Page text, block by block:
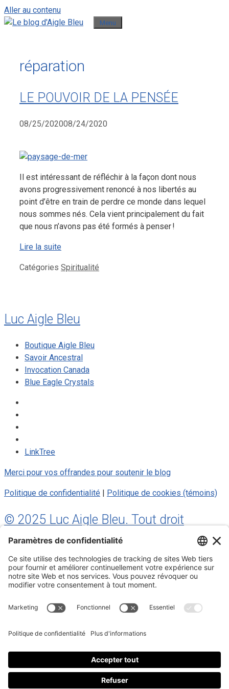
Aller au contenu
Menu
réparation
LE POUVOIR DE LA PENSÉE
08/25/202008/24/2020
Il est intéressant de réfléchir à la façon dont nous
avons progressivement renoncé à nos libertés au
point d’être en train de perdre ce monde dans lequel
nous sommes nés. Cela vient principalement du fait
que nous n’avons pas été formés à penser !
Lire la suite
Catégories Spiritualité
Luc Aigle Bleu
Boutique Aigle Bleu
Savoir Ancestral
Invocation Canada
Blue Eagle Crystals
LinkTree
Merci pour vos offrandes pour soutenir le blog
Politique de confidentialité | Politique de cookies (témoins)
© 2025 Luc Aigle Bleu. Tout droit
réservé.
S'inscrire à mon Infolettre
En m’inscrivant à l’infolettre, j’acceptela politique de